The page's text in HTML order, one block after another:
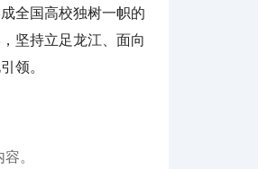
全国高校独树一帜的
坚持立足龙江、面向
领。
。